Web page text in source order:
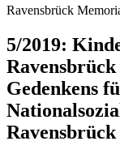
Ravensbrück
5/2019:
Ravensbrück
Gedenkens
Ravensbrück